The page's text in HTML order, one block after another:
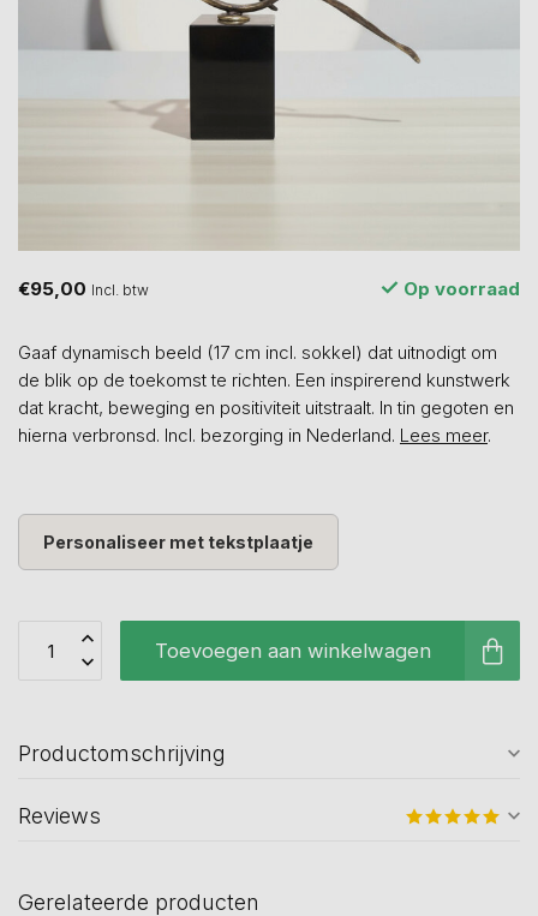
€95,00 Incl. btw Op voorraad
Gaaf dynamisch beeld (17 cm incl. sokkel) dat uitnodigt om
de blik op de toekomst te richten. Een inspirerend kunstwerk
dat kracht, beweging en positiviteit uitstraalt. In tin gegoten en
hierna verbronsd. Incl. bezorging in Nederland. Lees meer.
Personaliseer met tekstplaatje
Toevoegen aan winkelwagen
Productomschrijving
Reviews
Gerelateerde producten